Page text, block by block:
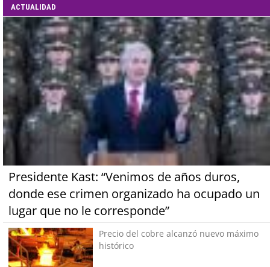
ACTUALIDAD
Presidente Kast: “Venimos de años duros,
donde ese crimen organizado ha ocupado un
lugar que no le corresponde”
Precio del cobre alcanzó nuevo máximo
histórico